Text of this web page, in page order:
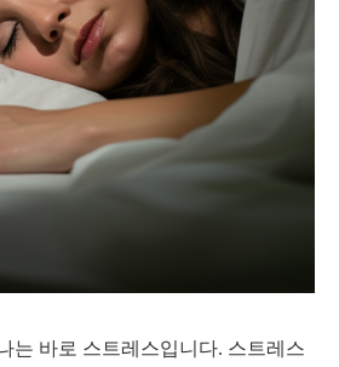
는 바로 스트레스입니다. 스트레스